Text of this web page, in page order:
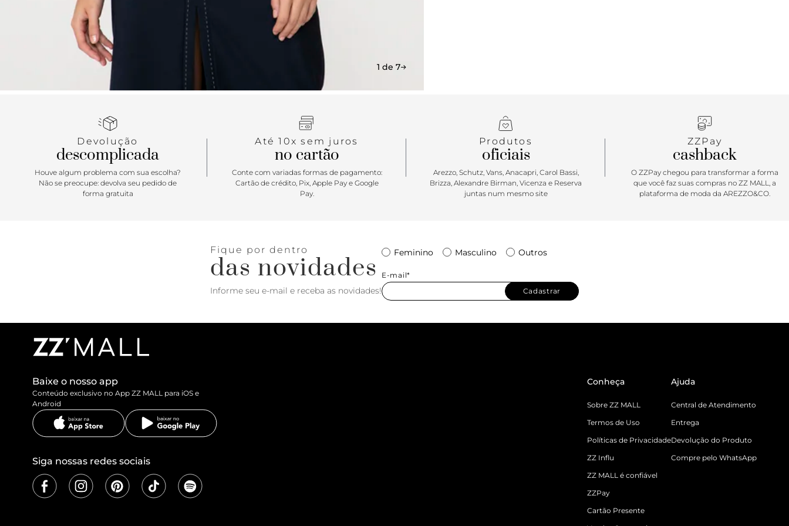
1 de 7
Devolução
descomplicada
Houve algum problema com sua escolha?
Não se preocupe: devolva seu pedido de
forma gratuita
Até 10x sem juros
no cartão
Conte com variadas formas de pagamento:
Cartão de crédito, Pix, Apple Pay e Google
Pay.
Produtos
oficiais
Arezzo, Schutz, Vans, Anacapri, Carol Bassi,
Brizza, Alexandre Birman, Vicenza e Reserva
juntas num mesmo site
ZZPay
cashback
O ZZPay chegou para transformar a forma
que você faz suas compras no ZZ MALL, a
plataforma de moda da AREZZO&CO.
Fique por dentro
das novidades
Informe seu e-mail e receba as novidades!
Feminino Masculino Outros
E-mail*
Cadastrar
Baixe o nosso app
Conteúdo exclusivo no App ZZ MALL para iOS e
Android
Siga nossas redes sociais
Conheça
Sobre ZZ MALL
Termos de Uso
Políticas de Privacidade
ZZ Influ
ZZ MALL é confiável
ZZPay
Cartão Presente
Ajuda
Central de Atendimento
Entrega
Devolução do Produto
Compre pelo WhatsApp